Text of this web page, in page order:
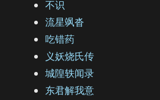
不识
流星飒沓
吃错药
义妖烧氏传
城隍轶闻录
东君解我意